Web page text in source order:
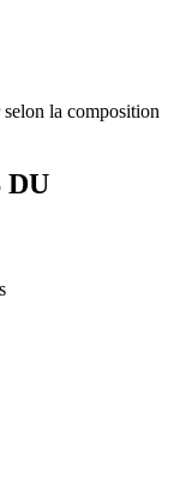
la composition
DU